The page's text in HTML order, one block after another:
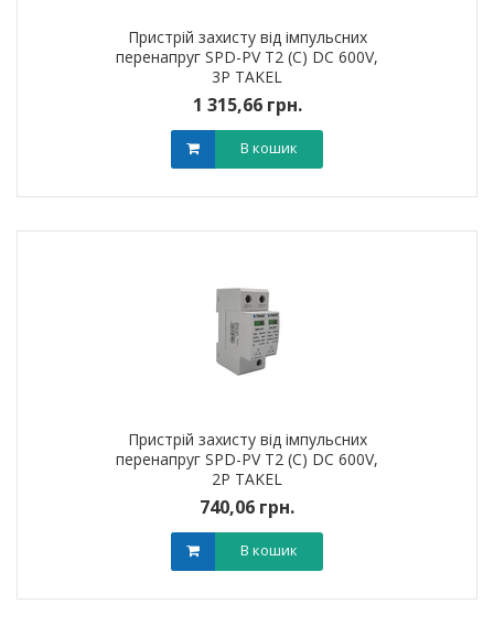
Пристрій захисту від імпульсних
перенапруг SPD-PV T2 (C) DC 600V,
3Р TAKEL
1 315,66 грн.
В кошик
Пристрій захисту від імпульсних
перенапруг SPD-PV T2 (C) DC 600V,
2Р TAKEL
740,06 грн.
В кошик